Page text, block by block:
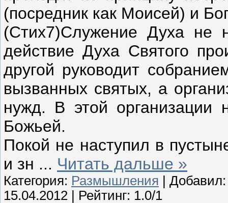
(посредник как Моисей) и
(Стих7)Служение Духа не
действие Духа Святого
другой руководит
вызванных святых, а
нужд. В этой
Божьей.
Покой не наступил в
и зн ... Читать дальше »
Категория: Размышления |
15.04.2012 | Рейтинг: 1.0/1